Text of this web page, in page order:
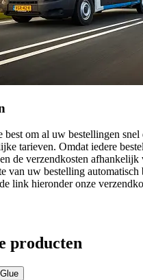
best om al uw bestellingen
tarieven. Omdat iedere
de verzendkosten afhankelijk
van uw bestelling automatisch
link hieronder onze
producten